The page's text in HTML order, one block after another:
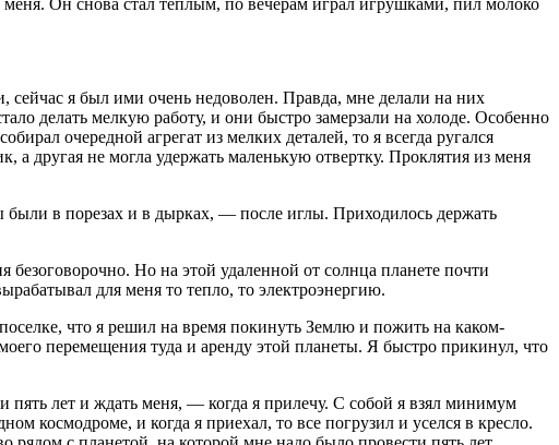
меня. Он снова стал теплым, по вечерам играл игрушками, пил молоко
я был ими очень недоволен. Правда, мне делали на них
делать мелкую работу, и они быстро замерзали на холоде. Особенно
очередной агрегат из мелких деталей, то я всегда ругался
а другая не могла удержать маленькую отвертку. Проклятия из меня
были в порезах и в дырках, — после иглы. Приходилось держать
Но на этой удаленной от солнца планете почти
для меня то тепло, то электроэнергию.
что я решил на время покинуть Землю и пожить на каком-
перемещения туда и аренду этой планеты. Я быстро прикинул, что
лет и ждать меня, — когда я прилечу. С собой я взял минимум
космодроме, и когда я приехал, то все погрузил и уселся в кресло.